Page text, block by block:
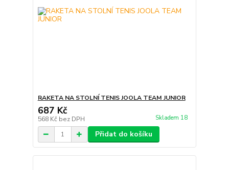
RAKETA NA STOLNÍ TENIS JOOLA TEAM JUNIOR
687 Kč
568 Kč bez DPH Skladem 18
Přidat do košíku